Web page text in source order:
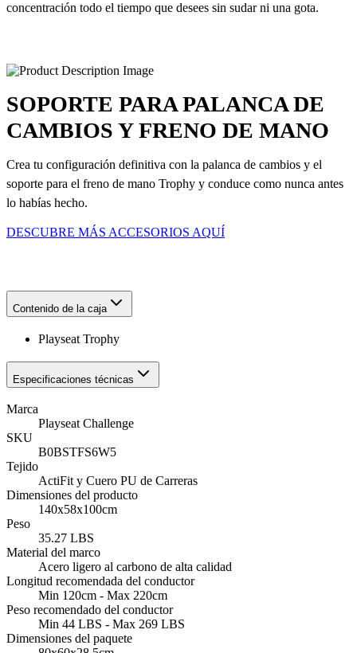
concentración todo el tiempo que desees sin sudar ni una gota.
SOPORTE PARA PALANCA DE
CAMBIOS Y FRENO DE MANO
Crea tu configuración definitiva con la palanca de cambios y el
soporte para el freno de mano Trophy y conduce como nunca antes
lo habías hecho.
DESCUBRE MÁS ACCESORIOS AQUÍ
Contenido de la caja
Playseat Trophy
Especificaciones técnicas
Marca
Playseat Challenge
SKU
B0BSTFS6W5
Tejido
ActiFit y Cuero PU de Carreras
Dimensiones del producto
140x58x100cm
Peso
35.27 LBS
Material del marco
Acero ligero al carbono de alta calidad
Longitud recomendada del conductor
Min 120cm - Max 220cm
Peso recomendado del conductor
Min 44 LBS - Max 269 LBS
Dimensiones del paquete